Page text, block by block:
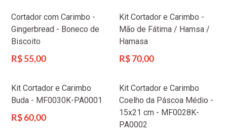
Cortador com Carimbo -
Gingerbread - Boneco de
Biscoito
Preço
R$ 55,00
Kit Cortador e Carimbo -
Mão de Fátima / Hamsa /
Hamasa
Preço
R$ 70,00
Kit Cortador e Carimbo
Buda - MF0030K-PA0001
Preço
R$ 60,00
Kit Cortador e Carimbo
Coelho da Páscoa Médio -
15x21 cm - MF0028K-
PA0002